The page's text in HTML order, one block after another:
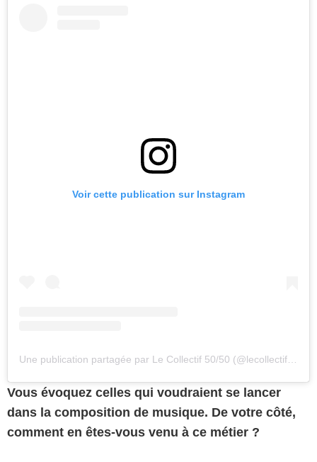
Voir cette publication sur Instagram
Vous évoquez celles qui voudraient se lancer
dans la composition de musique. De votre côté,
comment en êtes-vous venu à ce métier ?